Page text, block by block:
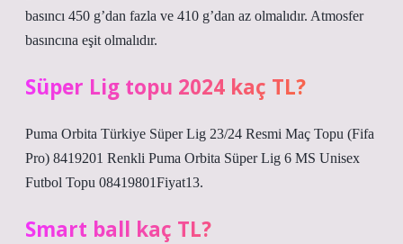
basıncı 450 g’dan fazla ve 410 g’dan az olmalıdır. Atmosfer
basıncına eşit olmalıdır.
Süper Lig topu 2024 kaç TL?
Puma Orbita Türkiye Süper Lig 23/24 Resmi Maç Topu (Fifa
Pro) 8419201 Renkli Puma Orbita Süper Lig 6 MS Unisex
Futbol Topu 08419801Fiyat13.
Smart ball kaç TL?